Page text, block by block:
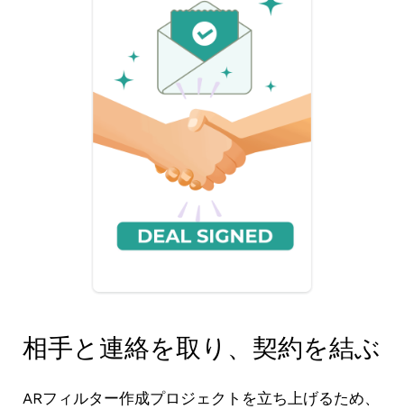
相手と連絡を取り、契約を結ぶ
ARフィルター作成プロジェクトを立ち上げるため、